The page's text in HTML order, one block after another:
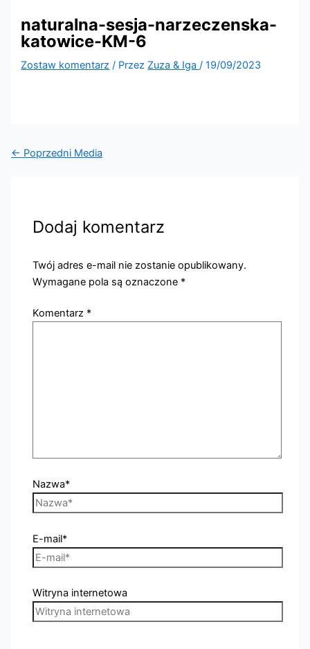
naturalna-sesja-narzeczenska-
katowice-KM-6
Zostaw komentarz / Przez Zuza & Iga/19/09/2023
← Poprzedni Media
Dodaj komentarz
Twój adres e-mail nie zostanie opublikowany.
Wymagane pola są oznaczone *
Komentarz *
Nazwa*
E-mail*
Witryna internetowa